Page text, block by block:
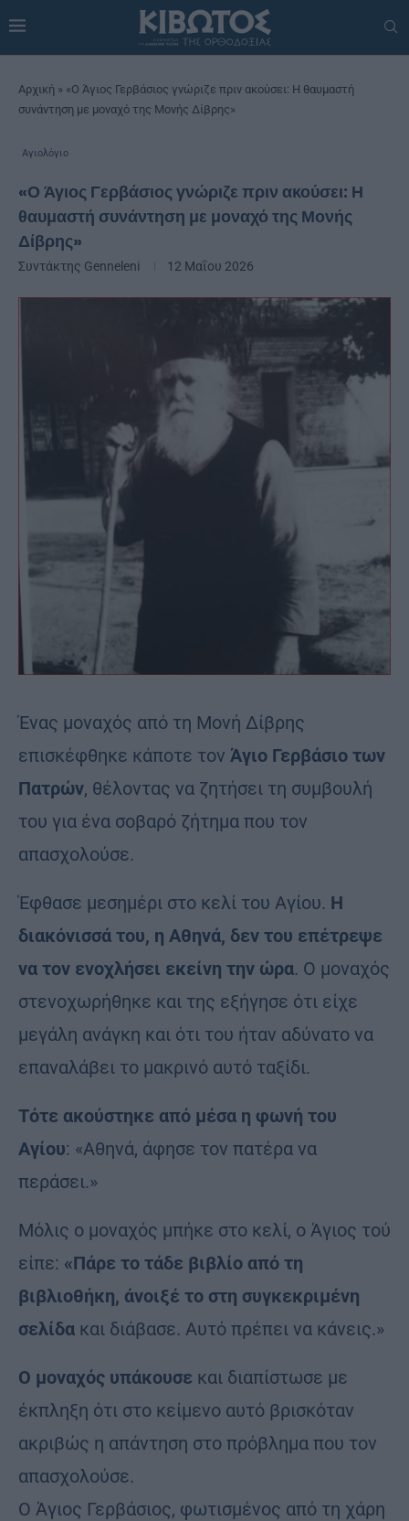
Αρχική » «Ο Άγιος Γερβάσιος γνώριζε πριν ακούσει: Η θαυμαστή
συνάντηση με μοναχό της Μονής Δίβρης»
Αγιολόγιο
«Ο Άγιος Γερβάσιος γνώριζε πριν ακούσει: Η
θαυμαστή συνάντηση με μοναχό της Μονής
Δίβρης»
Συντάκτης Genneleni 12 Μαΐου 2026
Ένας μοναχός από τη Μονή Δίβρης
επισκέφθηκε κάποτε τον Άγιο Γερβάσιο των
Πατρών, θέλοντας να ζητήσει τη συμβουλή
του για ένα σοβαρό ζήτημα που τον
απασχολούσε.
Έφθασε μεσημέρι στο κελί του Αγίου. Η
διακόνισσά του, η Αθηνά, δεν του επέτρεψε
να τον ενοχλήσει εκείνη την ώρα. Ο μοναχός
στενοχωρήθηκε και της εξήγησε ότι είχε
μεγάλη ανάγκη και ότι του ήταν αδύνατο να
επαναλάβει το μακρινό αυτό ταξίδι.
Τότε ακούστηκε από μέσα η φωνή του
Αγίου: «Αθηνά, άφησε τον πατέρα να
περάσει.»
Μόλις ο μοναχός μπήκε στο κελί, ο Άγιος τού
είπε: «Πάρε το τάδε βιβλίο από τη
βιβλιοθήκη, άνοιξέ το στη συγκεκριμένη
σελίδα και διάβασε. Αυτό πρέπει να κάνεις.»
Ο μοναχός υπάκουσε και διαπίστωσε με
έκπληξη ότι στο κείμενο αυτό βρισκόταν
ακριβώς η απάντηση στο πρόβλημα που τον
απασχολούσε.
Ο Άγιος Γερβάσιος, φωτισμένος από τη χάρη